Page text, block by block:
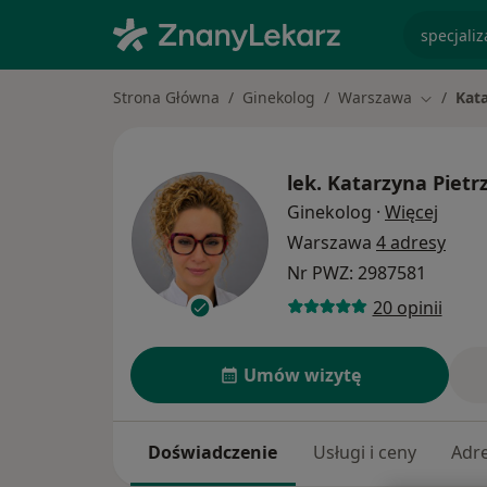
Strona Główna Ginekolog Warszawa Zmień
lek. Katarzyna
Ginekolog · Więcej
Warszawa 4 adresy
Nr PWZ: 2987581
20 opinii
Umów wizytę
Doświadczenie Usługi i ceny